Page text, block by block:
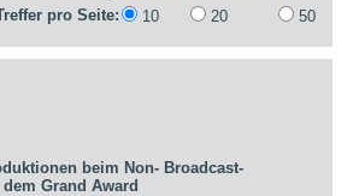
pro Seite:
10 20 50
beim Non- Broadcast-
Grand Award